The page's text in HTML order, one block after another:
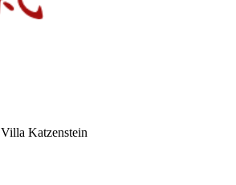
Katzenstein